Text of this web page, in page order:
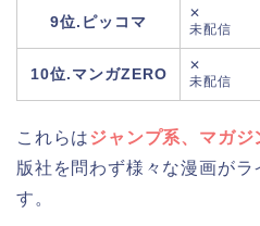
9位.ピッコマ
✕
未配信
10位.マンガZERO
✕
未配信
これらは ジャンプ系、マガ
版社を問わず様々な漫画がラ
す。